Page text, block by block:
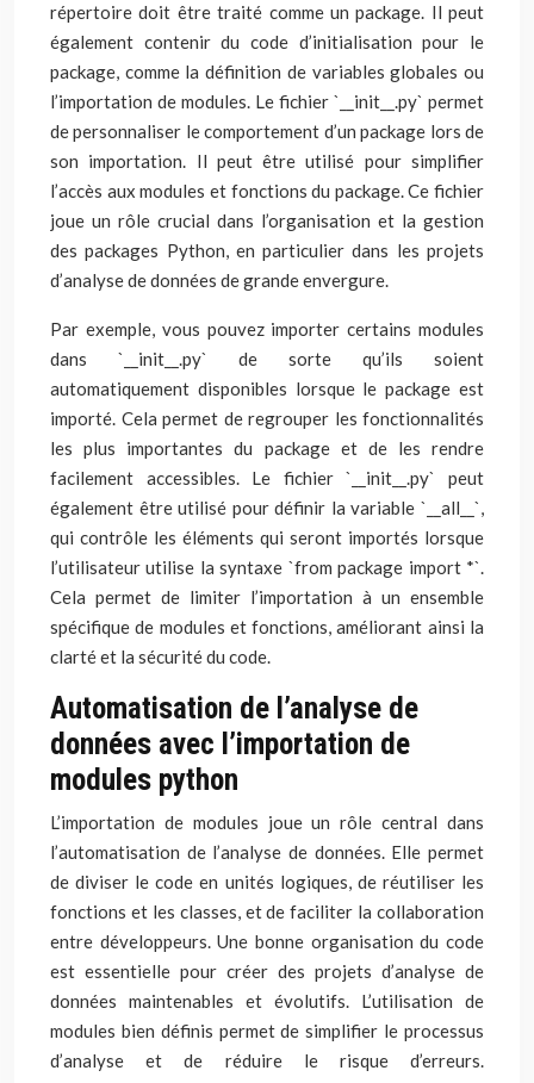
répertoire doit être traité comme un package. Il peut
également contenir du code d’initialisation pour le
package, comme la définition de variables globales ou
l’importation de modules. Le fichier `__init__.py` permet
de personnaliser le comportement d’un package lors de
son importation. Il peut être utilisé pour simplifier
l’accès aux modules et fonctions du package. Ce fichier
joue un rôle crucial dans l’organisation et la gestion
des packages Python, en particulier dans les projets
d’analyse de données de grande envergure.
Par exemple, vous pouvez importer certains modules
dans `__init__.py` de sorte qu’ils soient
automatiquement disponibles lorsque le package est
importé. Cela permet de regrouper les fonctionnalités
les plus importantes du package et de les rendre
facilement accessibles. Le fichier `__init__.py` peut
également être utilisé pour définir la variable `__all__`,
qui contrôle les éléments qui seront importés lorsque
l’utilisateur utilise la syntaxe `from package import *`.
Cela permet de limiter l’importation à un ensemble
spécifique de modules et fonctions, améliorant ainsi la
clarté et la sécurité du code.
Automatisation de l’analyse de
données avec l’importation de
modules python
L’importation de modules joue un rôle central dans
l’automatisation de l’analyse de données. Elle permet
de diviser le code en unités logiques, de réutiliser les
fonctions et les classes, et de faciliter la collaboration
entre développeurs. Une bonne organisation du code
est essentielle pour créer des projets d’analyse de
données maintenables et évolutifs. L’utilisation de
modules bien définis permet de simplifier le processus
d’analyse et de réduire le risque d’erreurs.